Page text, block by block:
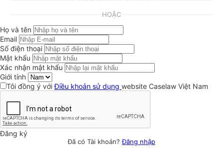
HOẶC
Họ và tên
Email
Số điện thoại
Mật khẩu
Xác nhận mật khẩu
Giới tính
Tôi đồng ý vớiĐiều khoản sử dụng website Caselaw Việt Nam
Đăng ký
Đã có Tài khoản?Đăng nhập